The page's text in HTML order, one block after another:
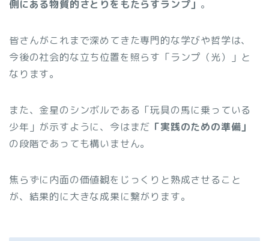
側にある物質的さとりをもたらすランプ」 。
皆さんがこれまで深めてきた専門的な学びや哲学は、
今後の社会的な立ち位置を照らす「ランプ（光）」と
なります。
また、金星のシンボルである「玩具の馬に乗っている
少年」が示すように、今はまだ 「実践のための準備」
の段階であっても構いません。
焦らずに内面の価値観をじっくりと熟成させること
が、結果的に大きな成果に繋がります。